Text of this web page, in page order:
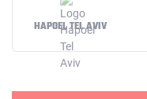
HAPOEL TEL AVIV